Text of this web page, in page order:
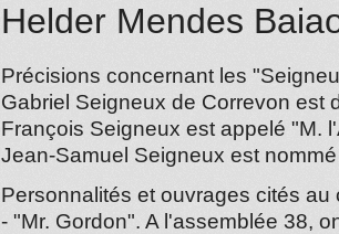
Helder Mendes
Précisions concernant les
Gabriel Seigneux de Correvon est
François Seigneux est appelé "M.
Jean-Samuel Seigneux est
Personnalités et ouvrages cités
- "Mr. Gordon". A l'assemblée 38,